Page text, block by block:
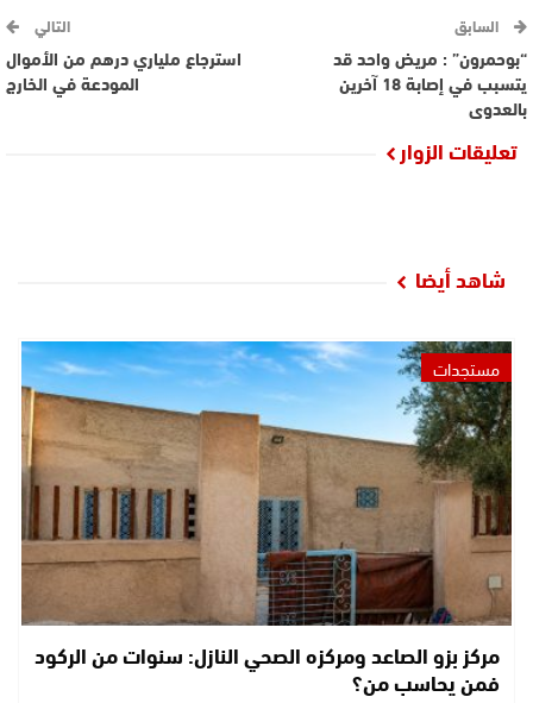
السابق
“بوحمرون” : مريض واحد قد
يتسبب في إصابة 18 آخرين
بالعدوى
التالي
استرجاع ملياري درهم من الأموال
المودعة في الخارج
تعليقات الزوار
شاهد أيضا
مستجدات
مركز بزو الصاعد ومركزه الصحي النازل: سنوات من الركود
فمن يحاسب من؟